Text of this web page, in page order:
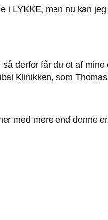
LYKKE, men nu kan
derfor får du et af
Klinikken, som
med mere end denne